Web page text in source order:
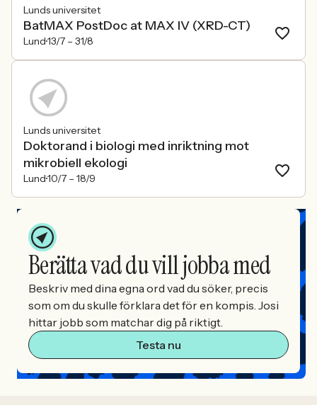
Lunds universitet
BatMAX PostDoc at MAX IV (XRD-CT)
Lund13/7 – 31/8
Lunds universitet
Doktorand i biologi med inriktning mot
mikrobiell ekologi
Lund10/7 – 18/9
Berätta vad du vill jobba med
Beskriv med dina egna ord vad du söker, precis
som om du skulle förklara det för en kompis. Josi
hittar jobb som matchar dig på riktigt.
Testa nu